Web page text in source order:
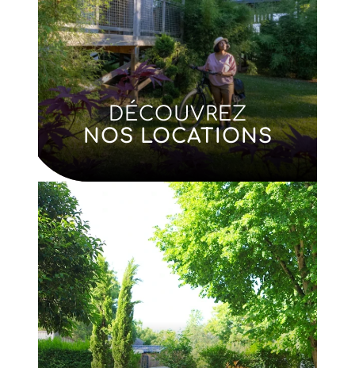
DÉCOUVREZ
NOS LOCATIONS